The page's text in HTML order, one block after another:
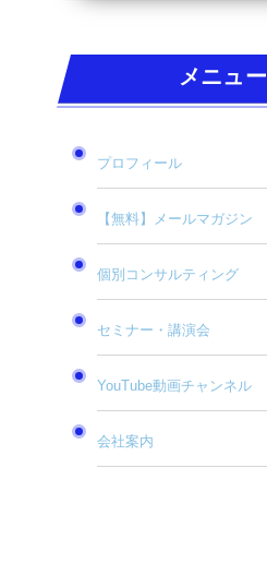
メニュー
プロフィール
【無料】メールマガジン
個別コンサルティング
セミナー・講演会
YouTube動画チャンネル
会社案内